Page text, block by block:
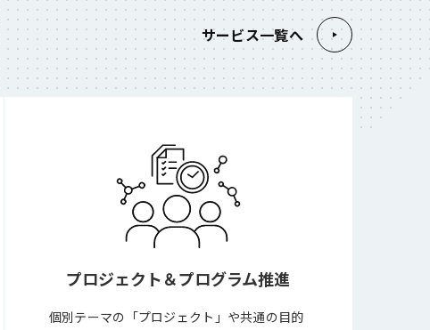
サービス一覧へ
プロジェクト＆プログラム推進
個別テーマの「プロジェクト」や共通の目的